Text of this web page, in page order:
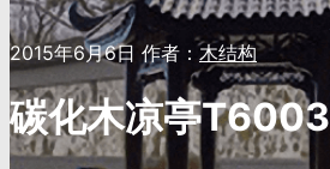
2015年6月6日 作者：木结构
碳化木凉亭T6003